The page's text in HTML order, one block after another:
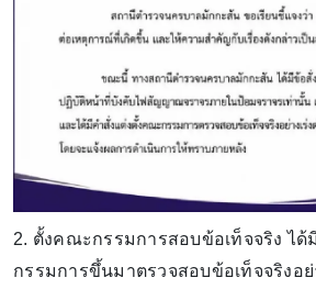
2. ตั้งคณะกรรมการสอบข้อเท็จจริง ไ
กรรมการขึ้นมาตรวจสอบข้อเท็จจริงอย่